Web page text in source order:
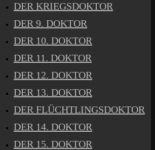
DER KRIEGSDOKTOR
DER 9. DOKTOR
DER 10. DOKTOR
DER 11. DOKTOR
DER 12. DOKTOR
DER 13. DOKTOR
DER FLÜCHTLINGSDOKTOR
DER 14. DOKTOR
DER 15. DOKTOR